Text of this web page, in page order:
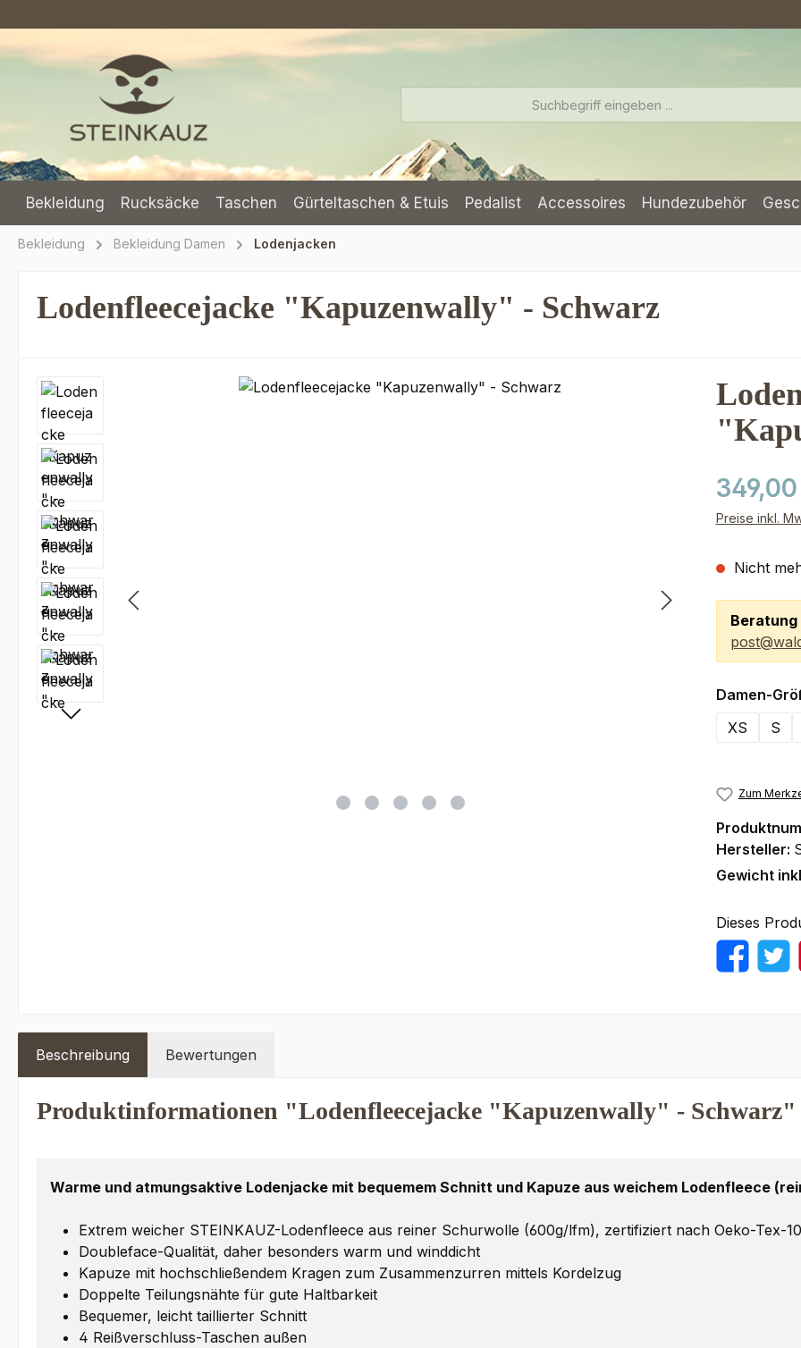
Bekleidung Rucksäcke Taschen Gürteltaschen & Etuis Pedalist Accessoires Hundezubehör
Bekleidung Bekleidung Damen Lodenjacken
Lodenfleecejacke "Kapuzenwally" - Schwarz
Bildergalerie überspringen
Preise inkl.
Nicht
Damen-
XS
S
Zum
Hersteller:
Gewicht
Dieses
Beschreibung Bewertungen
Produktinformationen "Lodenfleecejacke "Kapuzenwally" - Schwarz"
Warme und atmungsaktive Lodenjacke mit bequemem Schnitt und Kapuze aus weichem Lodenfleece
Extrem weicher STEINKAUZ-Lodenfleece aus reiner Schurwolle (600g/lfm), zertifiziert nach Oeko-Tex-
Doubleface-Qualität, daher besonders warm und winddicht
Kapuze mit hochschließendem Kragen zum Zusammenzurren mittels Kordelzug
Doppelte Teilungsnähte für gute Haltbarkeit
Bequemer, leicht taillierter Schnitt
4 Reißverschluss-Taschen außen